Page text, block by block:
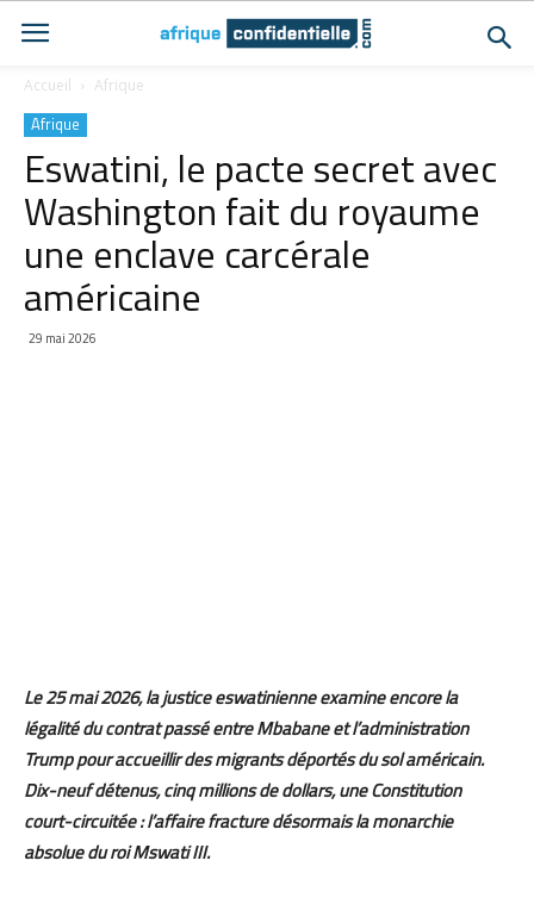
Accueil Afrique
Afrique
Eswatini, le pacte secret avec
Washington fait du royaume
une enclave carcérale
américaine
29 mai 2026
Le 25 mai 2026, la justice eswatinienne examine encore la
légalité du contrat passé entre Mbabane et l’administration
Trump pour accueillir des migrants déportés du sol américain.
Dix-neuf détenus, cinq millions de dollars, une Constitution
court-circuitée : l’affaire fracture désormais la monarchie
absolue du roi Mswati III.